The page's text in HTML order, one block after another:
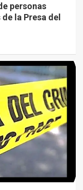
personas
la Presa del